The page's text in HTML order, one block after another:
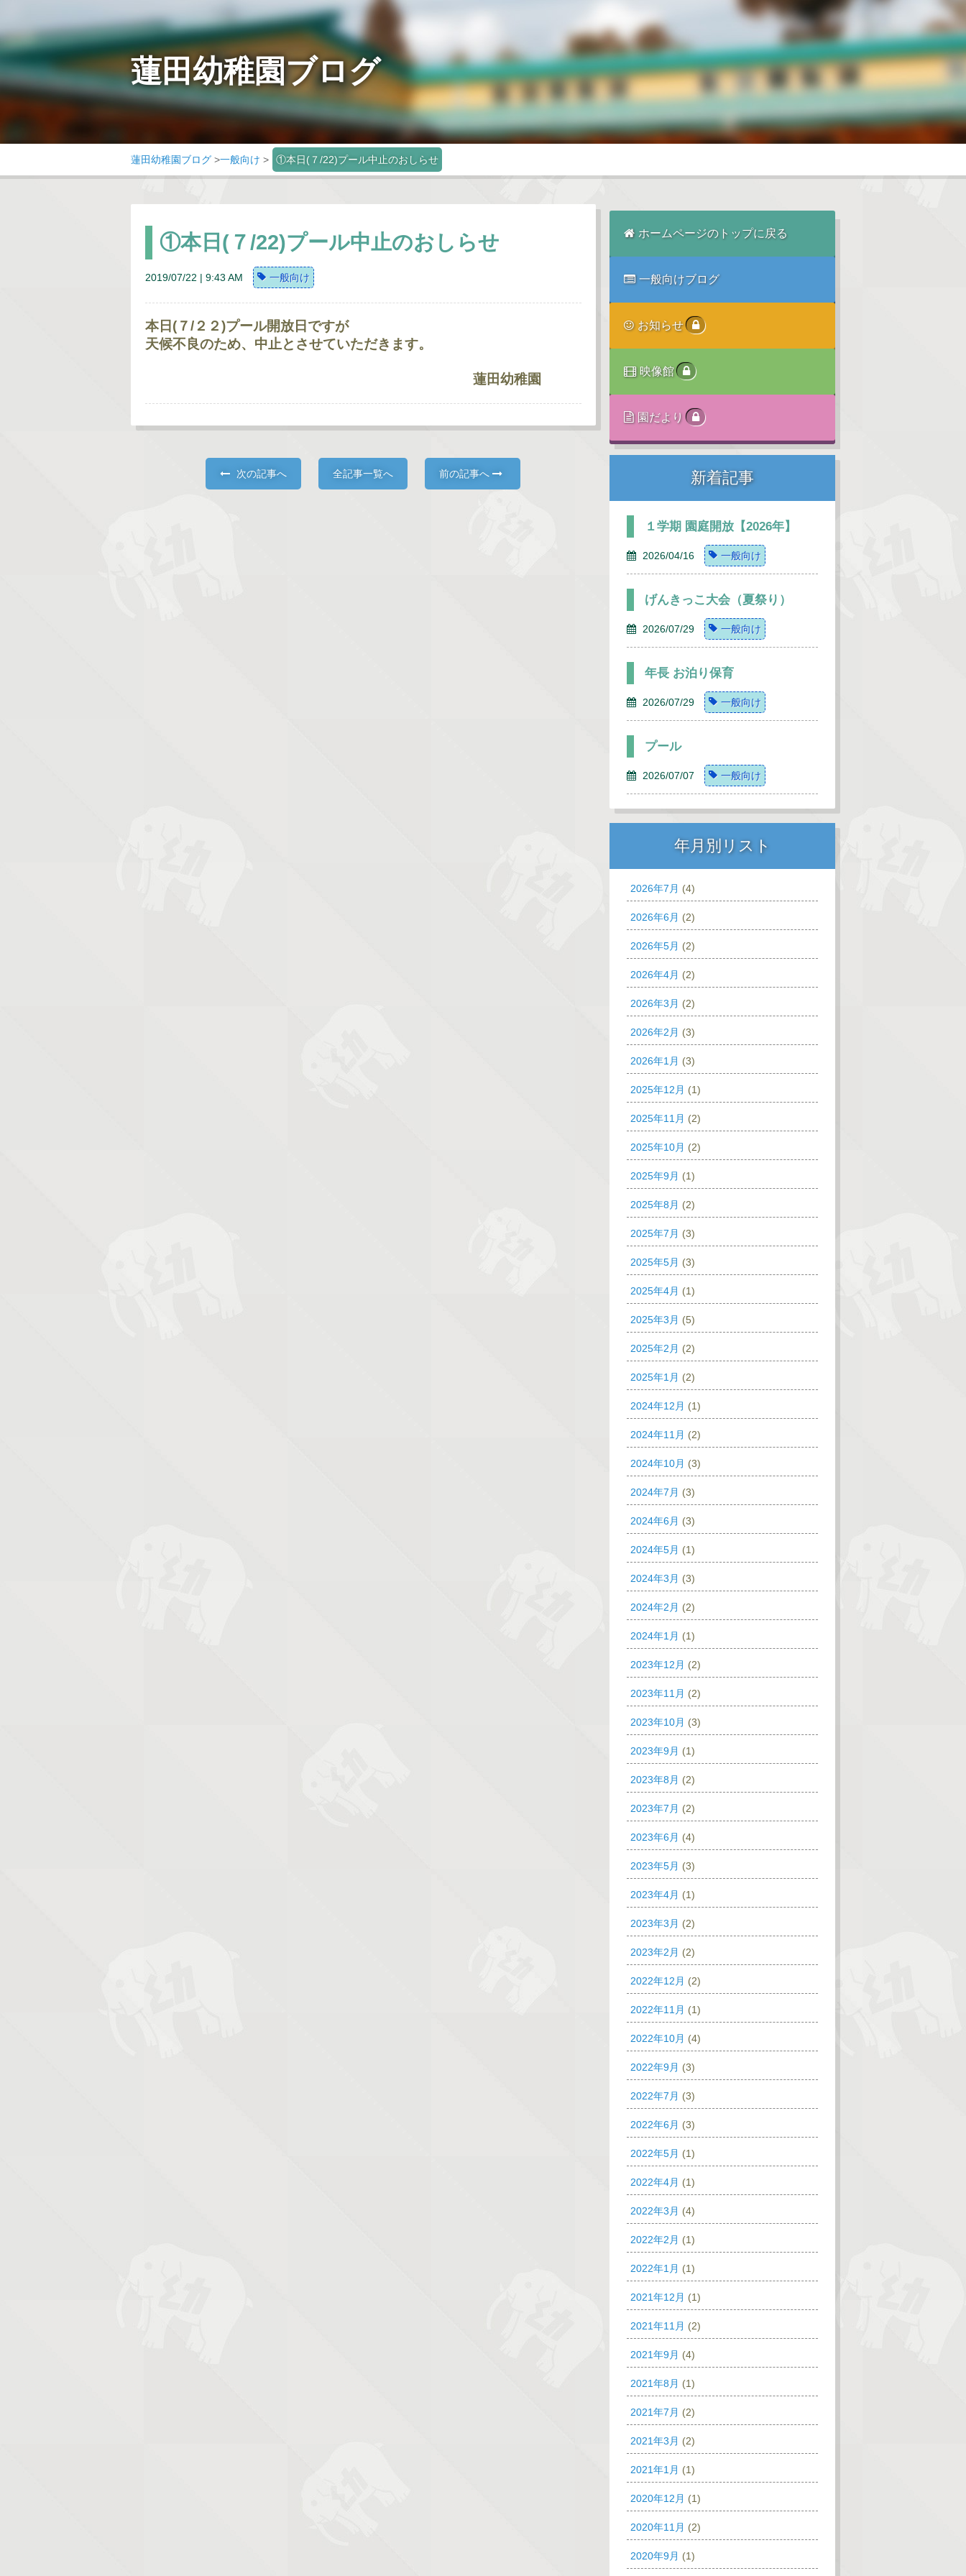
蓮田幼稚園ブログ
蓮田幼稚園ブログ >一般向け > ①本日(７/22)プール中止のおしらせ
①本日(７/22)プール中止のおしらせ
2019/07/22 | 9:43 AM 一般向け
本日(７/２２)プール開放日ですが
天候不良のため、中止とさせていただきます。
蓮田幼稚園
次の記事へ 全記事一覧へ 前の記事へ
ホームページのトップに戻る
一般向けブログ
お知らせ
映像館
園だより
新着記事
１学期 園庭開放【2026年】
2026/04/16 一般向け
げんきっこ大会（夏祭り）
2026/07/29 一般向け
年長 お泊り保育
2026/07/29 一般向け
プール
2026/07/07 一般向け
年月別リスト
2026年7月 (4)
2026年6月 (2)
2026年5月 (2)
2026年4月 (2)
2026年3月 (2)
2026年2月 (3)
2026年1月 (3)
2025年12月 (1)
2025年11月 (2)
2025年10月 (2)
2025年9月 (1)
2025年8月 (2)
2025年7月 (3)
2025年5月 (3)
2025年4月 (1)
2025年3月 (5)
2025年2月 (2)
2025年1月 (2)
2024年12月 (1)
2024年11月 (2)
2024年10月 (3)
2024年7月 (3)
2024年6月 (3)
2024年5月 (1)
2024年3月 (3)
2024年2月 (2)
2024年1月 (1)
2023年12月 (2)
2023年11月 (2)
2023年10月 (3)
2023年9月 (1)
2023年8月 (2)
2023年7月 (2)
2023年6月 (4)
2023年5月 (3)
2023年4月 (1)
2023年3月 (2)
2023年2月 (2)
2022年12月 (2)
2022年11月 (1)
2022年10月 (4)
2022年9月 (3)
2022年7月 (3)
2022年6月 (3)
2022年5月 (1)
2022年4月 (1)
2022年3月 (4)
2022年2月 (1)
2022年1月 (1)
2021年12月 (1)
2021年11月 (2)
2021年9月 (4)
2021年8月 (1)
2021年7月 (2)
2021年3月 (2)
2021年1月 (1)
2020年12月 (1)
2020年11月 (2)
2020年9月 (1)